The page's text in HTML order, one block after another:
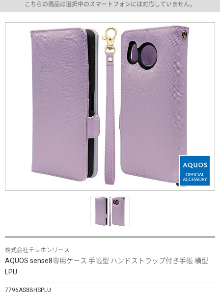
こちらの商品は選択中のスマートフォンには対応していません。
株式会社テレホンリース
AQUOS sense8専用ケース 手帳型 ハンドストラップ付き手帳 横型
LPU
7796AS8BHSPLU